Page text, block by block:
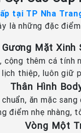
tại TP Nha
là những đặc
Gương Mặt Xinh
cộng thêm cá tính
lịch thiệp, luôn giữ
Thân Hình
ăn mặc
điểm nhẹ nhàng,
Vòng Một